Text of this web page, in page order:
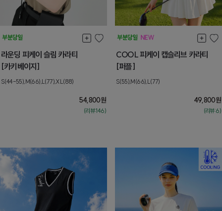
라운딩 피케이 슬림 카라티
[카키베이지]
S(44-55),M(66),L(77),XL(88)
54,800원
(리뷰:146)
COOL 피케이 캡슬리브 카라티
[퍼플]
S(55),M(66),L(77)
49,800원
(리뷰:6)